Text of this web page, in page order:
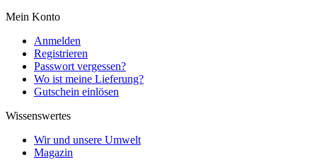
Mein Konto
Anmelden
Registrieren
Passwort vergessen?
Wo ist meine Lieferung?
Gutschein einlösen
Wissenswertes
Wir und unsere Umwelt
Magazin